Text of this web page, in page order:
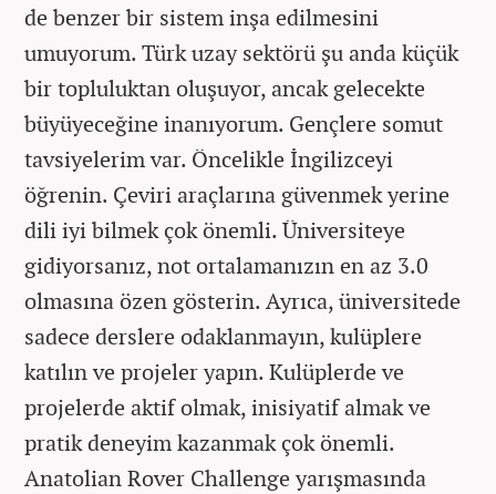
de benzer bir sistem inşa edilmesini
umuyorum. Türk uzay sektörü şu anda küçük
bir topluluktan oluşuyor, ancak gelecekte
büyüyeceğine inanıyorum. Gençlere somut
tavsiyelerim var. Öncelikle İngilizceyi
öğrenin. Çeviri araçlarına güvenmek yerine
dili iyi bilmek çok önemli. Üniversiteye
gidiyorsanız, not ortalamanızın en az 3.0
olmasına özen gösterin. Ayrıca, üniversitede
sadece derslere odaklanmayın, kulüplere
katılın ve projeler yapın. Kulüplerde ve
projelerde aktif olmak, inisiyatif almak ve
pratik deneyim kazanmak çok önemli.
Anatolian Rover Challenge yarışmasında